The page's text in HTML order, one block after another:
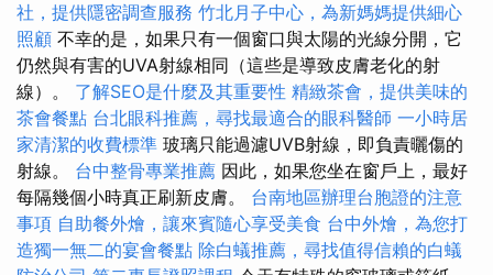
社，提供隱密調查服務 竹北月子中心，為新媽媽提供細心
照顧 不幸的是，如果只有一個窗口與太陽的光線分開，它
仍然與有害的UVA射線相同（這些是導致皮膚老化的射
線）。 了解SEO是什麼及其重要性 精緻茶會，提供美味的
茶會餐點 台北眼科推薦，尋找最適合的眼科醫師 一小時居
家清潔的收費標準 玻璃只能過濾UVB射線，即負責曬傷的
射線。 台中整骨專業推薦 因此，如果您坐在窗戶上，最好
每隔幾個小時真正刷新皮膚。 台南地區辦理台胞證的注意
事項 自助餐外燴，讓來賓隨心享受美食 台中外燴，為您打
造獨一無二的宴會餐點 除白蟻推薦，尋找值得信賴的白蟻